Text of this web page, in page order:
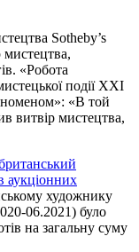
Sotheby’s
мистецтва,
«Робота
події XXI
«В той
витвір мистецтва,
аукціонних
художнику
06.2021) було
на загальну суму